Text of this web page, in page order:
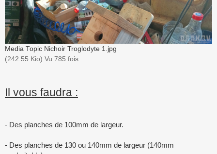
Media Topic Nichoir Troglodyte 1.jpg
(242.55 Kio) Vu 785 fois
Il vous faudra :
- Des planches de 100mm de largeur.
- Des planches de 130 ou 140mm de largeur (140mm